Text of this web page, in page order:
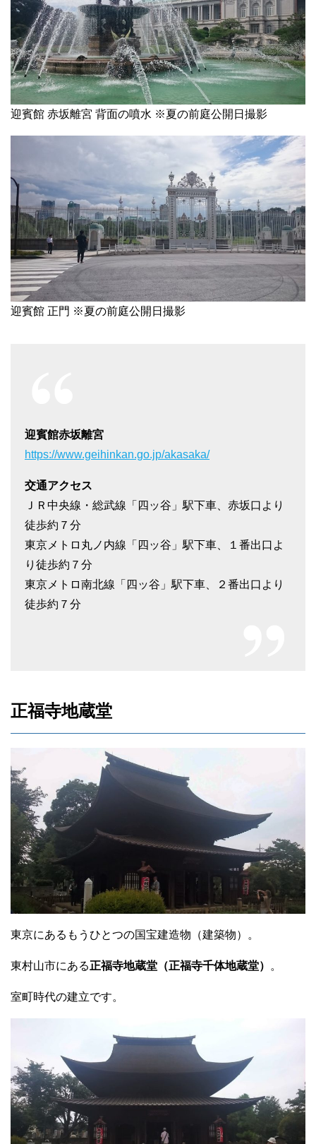
迎賓館 赤坂離宮 背面の噴水 ※夏の前庭公開日撮影
迎賓館 正門 ※夏の前庭公開日撮影
迎賓館赤坂離宮
https://www.geihinkan.go.jp/akasaka/
交通アクセス
ＪＲ中央線・総武線「四ッ谷」駅下車、赤坂口より
徒歩約７分
東京メトロ丸ノ内線「四ッ谷」駅下車、１番出口よ
り徒歩約７分
東京メトロ南北線「四ッ谷」駅下車、２番出口より
徒歩約７分
正福寺地蔵堂
東京にあるもうひとつの国宝建造物（建築物）。
東村山市にある正福寺地蔵堂（正福寺千体地蔵堂） 。
室町時代の建立です。